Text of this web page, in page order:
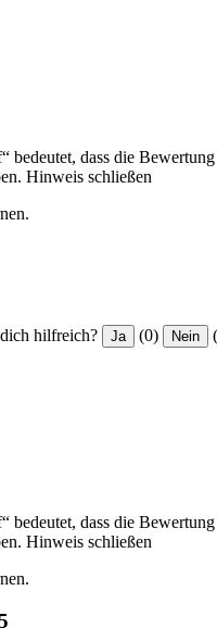
bedeutet, dass die
Hinweis schließen
hilfreich? Ja (0) Nein
bedeutet, dass die
Hinweis schließen